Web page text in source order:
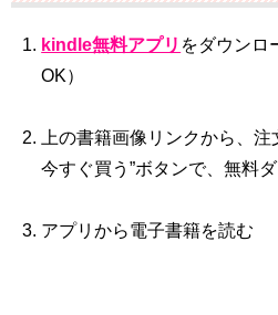
kindle無料アプリ をダウンロ
OK）
上の書籍画像リンクから、
今すぐ買う”ボタンで、無料
アプリから電子書籍を読む